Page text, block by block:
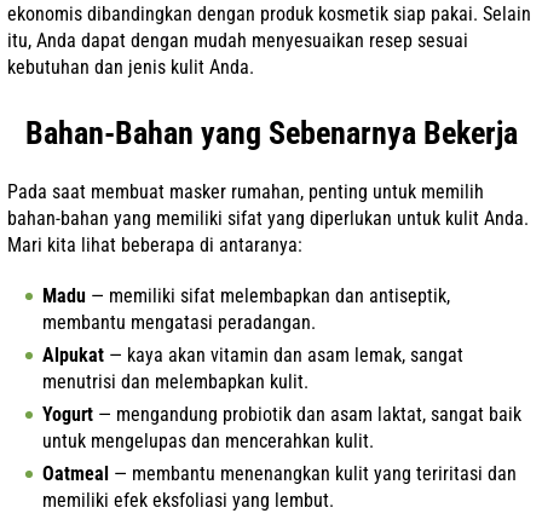
ekonomis dibandingkan dengan produk kosmetik siap pakai. Selain
itu, Anda dapat dengan mudah menyesuaikan resep sesuai
kebutuhan dan jenis kulit Anda.
Bahan-Bahan yang Sebenarnya Bekerja
Pada saat membuat masker rumahan, penting untuk memilih
bahan-bahan yang memiliki sifat yang diperlukan untuk kulit Anda.
Mari kita lihat beberapa di antaranya:
Madu — memiliki sifat melembapkan dan antiseptik,
membantu mengatasi peradangan.
Alpukat — kaya akan vitamin dan asam lemak, sangat
menutrisi dan melembapkan kulit.
Yogurt — mengandung probiotik dan asam laktat, sangat baik
untuk mengelupas dan mencerahkan kulit.
Oatmeal — membantu menenangkan kulit yang teriritasi dan
memiliki efek eksfoliasi yang lembut.